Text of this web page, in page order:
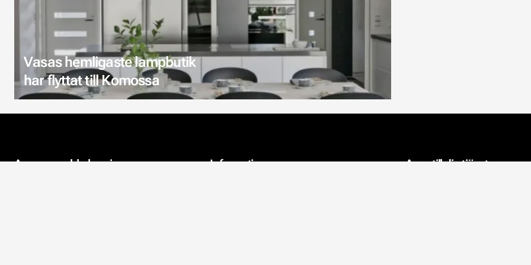
Vasas hemligaste lampbutik
har flyttat till Komossa
Aveo en webbshop i
Information Aveo till din tjänst